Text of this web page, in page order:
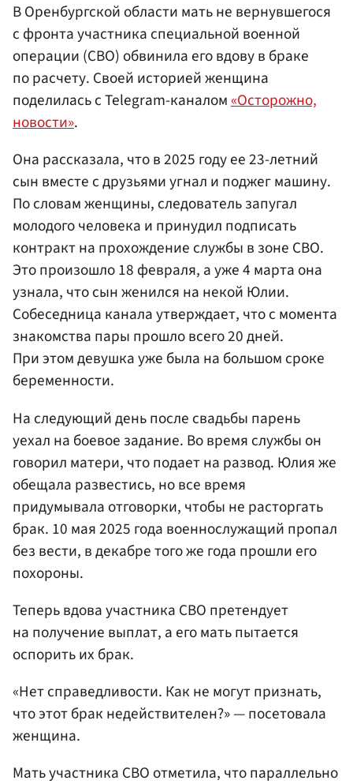
В Оренбургской области мать не вернувшегося
с фронта участника специальной военной
операции (СВО) обвинила его вдову в браке
по расчету. Своей историей женщина
поделилась с Telegram-каналом«Осторожно,
новости».
Она рассказала, что в 2025 году ее 23-летний
сын вместе с друзьями угнал и поджег машину.
По словам женщины, следователь запугал
молодого человека и принудил подписать
контракт на прохождение службы в зоне СВО.
Это произошло 18 февраля, а уже 4 марта она
узнала, что сын женился на некой Юлии.
Собеседница канала утверждает, что с момента
знакомства пары прошло всего 20 дней.
При этом девушка уже была на большом сроке
беременности.
На следующий день после свадьбы парень
уехал на боевое задание. Во время службы он
говорил матери, что подает на развод. Юлия же
обещала развестись, но все время
придумывала отговорки, чтобы не расторгать
брак. 10 мая 2025 года военнослужащий пропал
без вести, в декабре того же года прошли его
похороны.
Теперь вдова участника СВО претендует
на получение выплат, а его мать пытается
оспорить их брак.
«Нет справедливости. Как не могут признать,
что этот брак недействителен?» — посетовала
женщина.
Мать участника СВО отметила, что параллельно